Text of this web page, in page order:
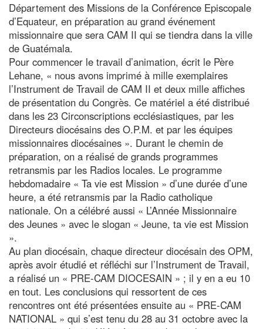
Département des Missions de la Conférence Episcopale
d’Equateur, en préparation au grand événement
missionnaire que sera CAM II qui se tiendra dans la ville
de Guatémala.
Pour commencer le travail d’animation, écrit le Père
Lehane, « nous avons imprimé à mille exemplaires
l’Instrument de Travail de CAM II et deux mille affiches
de présentation du Congrès. Ce matériel a été distribué
dans les 23 Circonscriptions ecclésiastiques, par les
Directeurs diocésains des O.P.M. et par les équipes
missionnaires diocésaines ». Durant le chemin de
préparation, on a réalisé de grands programmes
retransmis par les Radios locales. Le programme
hebdomadaire « Ta vie est Mission » d’une durée d’une
heure, a été retransmis par la Radio catholique
nationale. On a célébré aussi « L’Année Missionnaire
des Jeunes » avec le slogan « Jeune, ta vie est Mission
».
Au plan diocésain, chaque directeur diocésain des OPM,
après avoir étudié et réfléchi sur l’Instrument de Travail,
a réalisé un « PRE-CAM DIOCESAIN » ; il y en a eu 10
en tout. Les conclusions qui ressortent de ces
rencontres ont été présentées ensuite au « PRE-CAM
NATIONAL » qui s’est tenu du 28 au 31 octobre avec la